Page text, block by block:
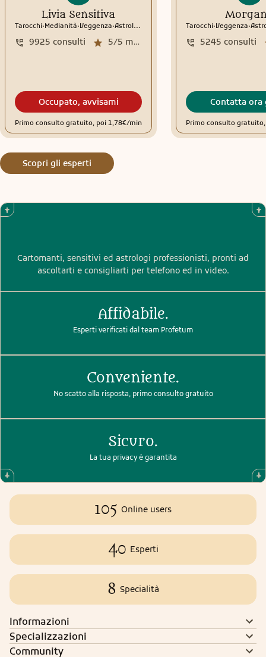
Livia Sensitiva
Tarocchi.Medianità.Veggenza.Astrologia Interpretazione sogni Rune
5/5 media recensioni
9925 consulti
Occupato, avvisami
Primo consulto gratuito, poi 1,78€/min
Tarocchi.Veggenza.
5245 consulti
Contatta ora
Primo consulto
Scopri gli esperti
Cartomanti, sensitivi ed astrologi professionisti, pronti ad
ascoltarti e consigliarti per telefono ed in video.
Affidabile.
Esperti verificati dal team Profetum
Conveniente.
No scatto alla risposta, primo consulto gratuito
Sicuro.
La tua privacy è garantita
105 Online users
40 Esperti
8 Specialità
Informazioni
Specializzazioni
Community